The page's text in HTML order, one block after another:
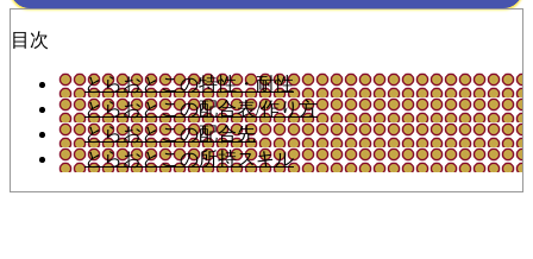
目次
とらおとこの特性・耐性
とらおとこの配合表/作り方
とらおとこの配合先
とらおとこの所持スキル